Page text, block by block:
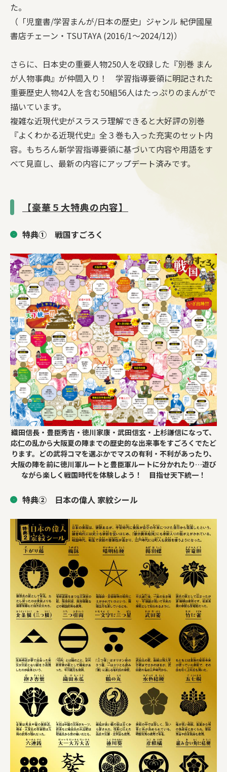
た。
（「児童書/学習まんが/日本の歴史」ジャンル 紀伊國屋
書店チェーン・TSUTAYA (2016/1～2024/12)）
さらに、日本史の重要人物250人を収録した『別巻 まん
が人物事典』が仲間入り！ 学習指導要領に明記された
重要歴史人物42人を含む50組56人はたっぷりのまんがで
描いています。
複雑な近現代史がスラスラ理解できると大好評の別巻
『よくわかる近現代史』全３巻も入った充実のセット内
容。もちろん新学習指導要領に基づいて内容や用語をす
べて見直し、最新の内容にアップデート済みです。
【豪華５大特典の内容】
特典① 戦国すごろく
織田信長・豊臣秀吉・徳川家康・武田信玄・上杉謙信になって、
応仁の乱から大阪夏の陣までの歴史的な出来事をすごろくでたど
ります。どの武将コマを選ぶかでマスの有利・不利があったり、
大阪の陣を前に徳川軍ルートと豊臣軍ルートに分かれたり…遊び
ながら楽しく戦国時代を体験しよう！ 目指せ天下統一！
特典② 日本の偉人 家紋シール